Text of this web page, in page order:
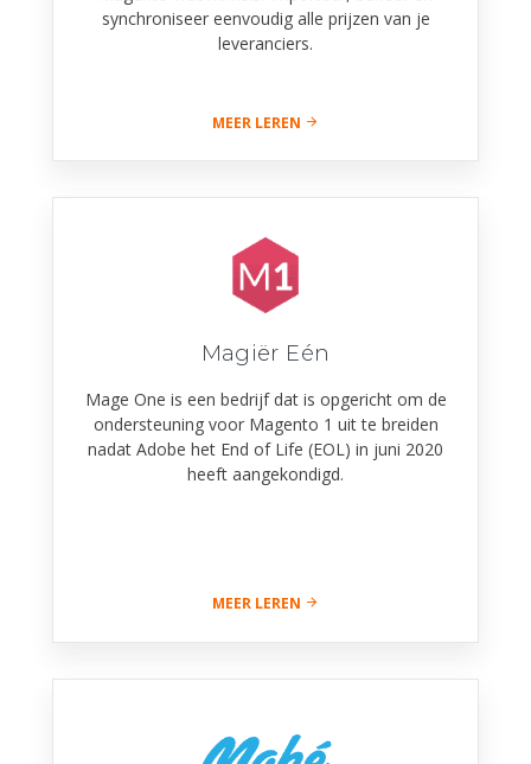
synchroniseer eenvoudig alle prijzen van je
leveranciers.
MEER LEREN
Magiër Eén
Mage One is een bedrijf dat is opgericht om de
ondersteuning voor Magento 1 uit te breiden
nadat Adobe het End of Life (EOL) in juni 2020
heeft aangekondigd.
MEER LEREN